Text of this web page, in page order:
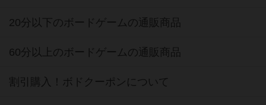
20分以下のボードゲームの通販商品
60分以上のボードゲームの通販商品
割引購入！ボドクーポンについて